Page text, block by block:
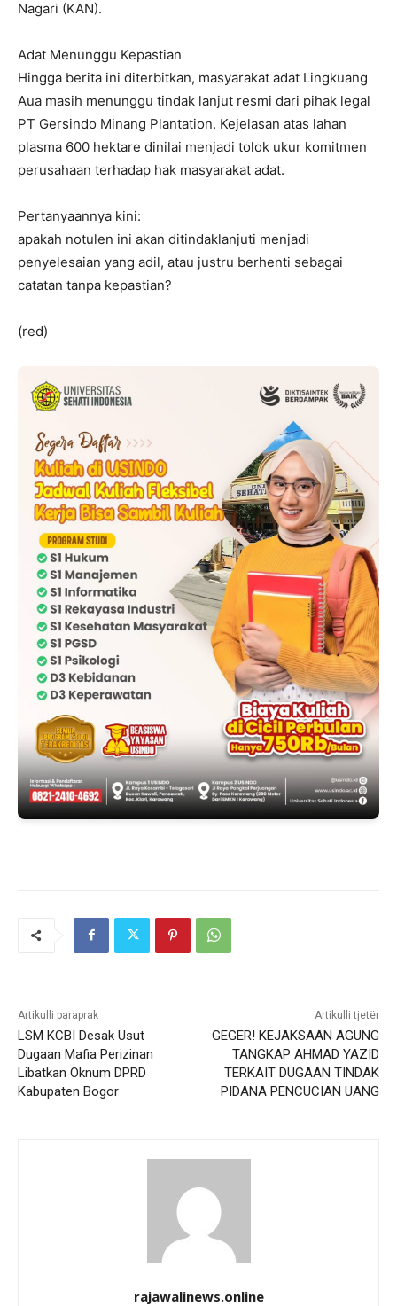
Nagari (KAN).
Adat Menunggu Kepastian
Hingga berita ini diterbitkan, masyarakat adat Lingkuang
Aua masih menunggu tindak lanjut resmi dari pihak legal
PT Gersindo Minang Plantation. Kejelasan atas lahan
plasma 600 hektare dinilai menjadi tolok ukur komitmen
perusahaan terhadap hak masyarakat adat.
Pertanyaannya kini:
apakah notulen ini akan ditindaklanjuti menjadi
penyelesaian yang adil, atau justru berhenti sebagai
catatan tanpa kepastian?
(red)
Artikulli paraprak
LSM KCBI Desak Usut
Dugaan Mafia Perizinan
Libatkan Oknum DPRD
Kabupaten Bogor
Artikulli tjetër
GEGER! KEJAKSAAN AGUNG
TANGKAP AHMAD YAZID
TERKAIT DUGAAN TINDAK
PIDANA PENCUCIAN UANG
rajawalinews.online